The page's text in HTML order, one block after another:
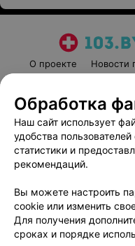
О проекте Новости
Пользовательское
Написать
Обработка
Обработка
Наш сайт использует
удобства
статистики и
рекомендаций.
Вы можете настроить
cookie или изменить
Для получения
сроках и порядке